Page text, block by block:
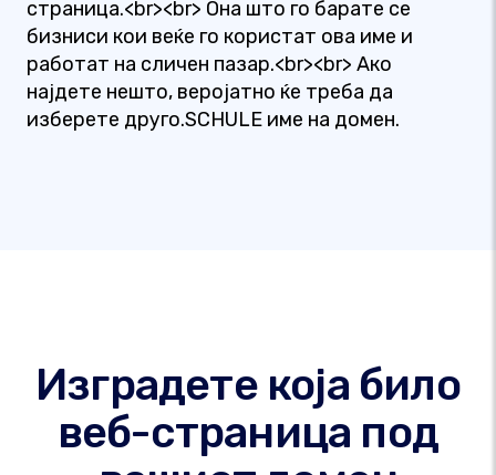
страница.<br><br> Она што го барате се
бизниси кои веќе го користат ова име и
работат на сличен пазар.<br><br> Ако
најдете нешто, веројатно ќе треба да
изберете друго.SCHULE име на домен.
Изградете која било
веб-страница под